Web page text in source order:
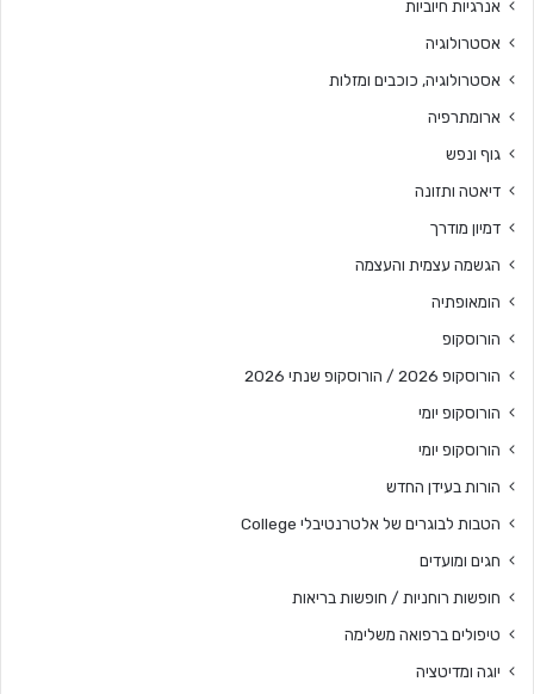
אנרגיות חיוביות
אסטרולוגיה
אסטרולוגיה, כוכבים ומזלות
ארומתרפיה
גוף ונפש
דיאטה ותזונה
דמיון מודרך
הגשמה עצמית והעצמה
הומאופתיה
הורוסקופ
הורוסקופ 2026 / הורוסקופ שנתי 2026
הורוסקופ יומי
הורוסקופ יומי
הורות בעידן החדש
הטבות לבוגרים של אלטרנטיבלי College
חגים ומועדים
חופשות רוחניות / חופשות בריאות
טיפולים ברפואה משלימה
יוגה ומדיטציה